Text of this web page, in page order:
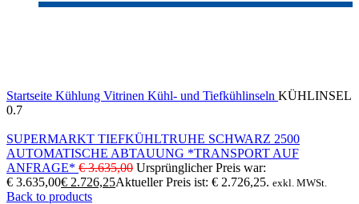
Startseite Kühlung Vitrinen Kühl- und Tiefkühlinseln KÜHLINSEL
0.7
SUPERMARKT TIEFKÜHLTRUHE SCHWARZ 2500
AUTOMATISCHE ABTAUUNG *TRANSPORT AUF
ANFRAGE* €3.635,00 Ursprünglicher Preis war:
€ 3.635,00€ 2.726,25Aktueller Preis ist: € 2.726,25. exkl. MWSt.
Back to products